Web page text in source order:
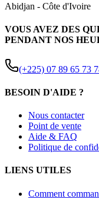
Abidjan - Côte d'Ivoire
VOUS AVEZ DES
PENDANT NOS
(+225) 07 89 65 73
BESOIN D'AIDE ?
Nous contacter
Point de vente
Aide & FAQ
Politique de
LIENS UTILES
Comment